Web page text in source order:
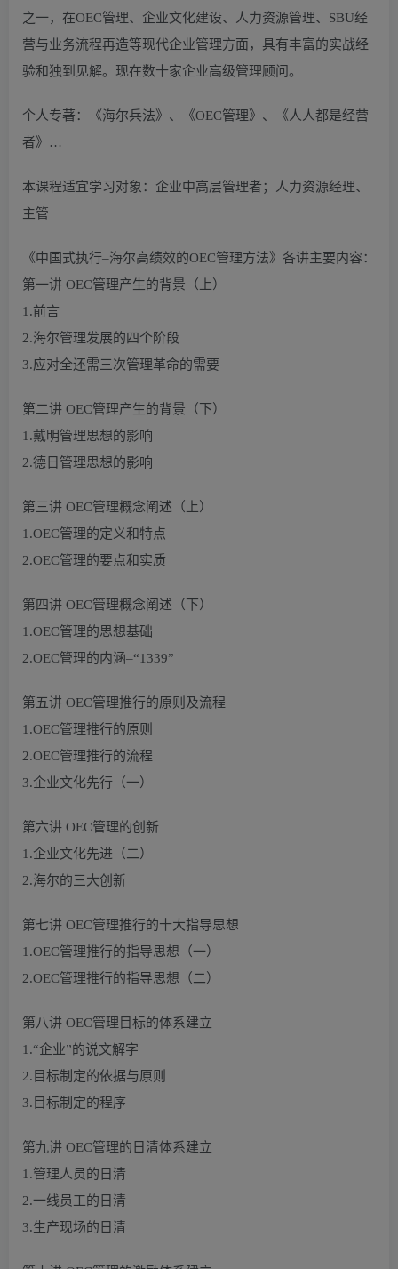
之一，在OEC管理、企业文化建设、人力资源管理、SBU经
营与业务流程再造等现代企业管理方面，具有丰富的实战经
验和独到见解。现在数十家企业高级管理顾问。
个人专著：《海尔兵法》、《OEC管理》、《人人都是经营
者》…
本课程适宜学习对象：企业中高层管理者；人力资源经理、
主管
《中国式执行–海尔高绩效的OEC管理方法》各讲主要内容：
第一讲 OEC管理产生的背景（上）
1.前言
2.海尔管理发展的四个阶段
3.应对全还需三次管理革命的需要
第二讲 OEC管理产生的背景（下）
1.戴明管理思想的影响
2.德日管理思想的影响
第三讲 OEC管理概念阐述（上）
1.OEC管理的定义和特点
2.OEC管理的要点和实质
第四讲 OEC管理概念阐述（下）
1.OEC管理的思想基础
2.OEC管理的内涵–“1339”
第五讲 OEC管理推行的原则及流程
1.OEC管理推行的原则
2.OEC管理推行的流程
3.企业文化先行（一）
第六讲 OEC管理的创新
1.企业文化先进（二）
2.海尔的三大创新
第七讲 OEC管理推行的十大指导思想
1.OEC管理推行的指导思想（一）
2.OEC管理推行的指导思想（二）
第八讲 OEC管理目标的体系建立
1.“企业”的说文解字
2.目标制定的依据与原则
3.目标制定的程序
第九讲 OEC管理的日清体系建立
1.管理人员的日清
2.一线员工的日清
3.生产现场的日清